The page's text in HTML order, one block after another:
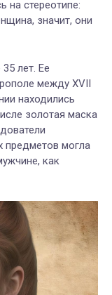
на стереотипе:
значит, они
лет. Ее
между XVII
находились
золотая маска
предметов могла
как